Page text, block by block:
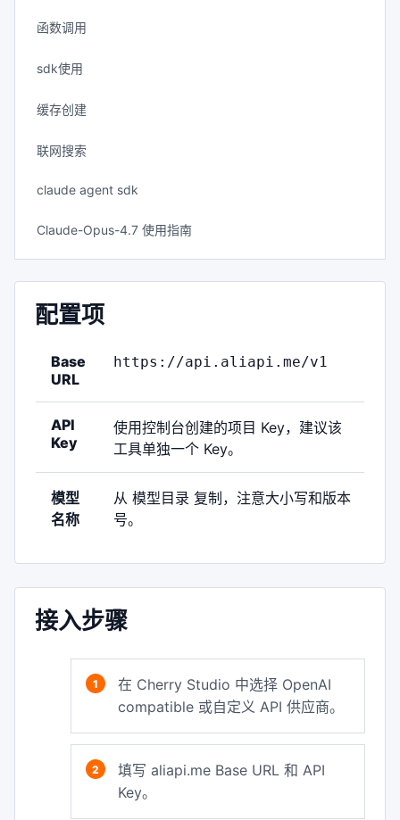
函数调用
sdk使用
缓存创建
联网搜索
claude agent sdk
Claude-Opus-4.7 使用指南
配置项
Base
URL
https://api.aliapi.me/v1
API
Key
使用控制台创建的项目 Key，建议该
工具单独一个 Key。
模型
名称
从 模型目录 复制，注意大小写和版本
号。
接入步骤
在 Cherry Studio 中选择 OpenAI
compatible 或自定义 API 供应商。
填写 aliapi.me Base URL 和 API
Key。